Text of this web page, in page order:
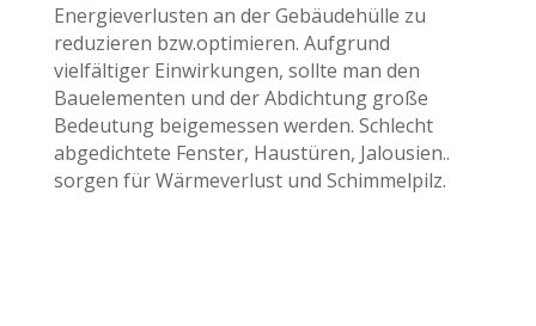
Energieverlusten an der Gebäudehülle zu
reduzieren bzw.optimieren. Aufgrund
vielfältiger Einwirkungen, sollte man den
Bauelementen und der Abdichtung große
Bedeutung beigemessen werden. Schlecht
abgedichtete Fenster, Haustüren, Jalousien..
sorgen für Wärmeverlust und Schimmelpilz.